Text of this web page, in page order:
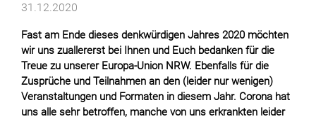
31.12.2020
Fast am Ende dieses denkwürdigen Jahres 2020 möchten
wir uns zuallererst bei Ihnen und Euch bedanken für die
Treue zu unserer Europa-Union NRW. Ebenfalls für die
Zusprüche und Teilnahmen an den (leider nur wenigen)
Veranstaltungen und Formaten in diesem Jahr. Corona hat
uns alle sehr betroffen, manche von uns erkrankten leider